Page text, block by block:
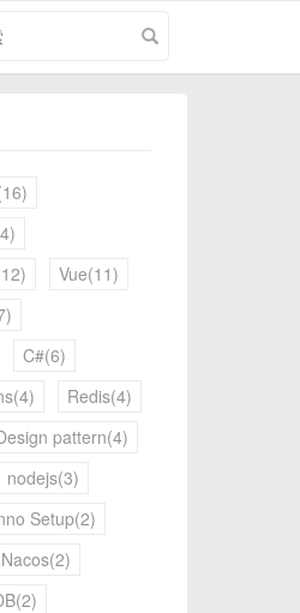
Vue(11)
C#(6)
Redis(4)
pattern(4)
nodejs(3)
Setup(2)
Nacos(2)